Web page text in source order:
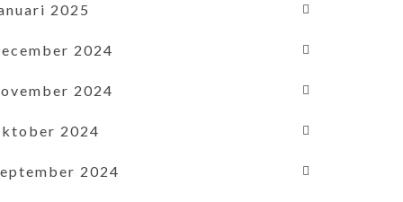
2025
2024
2024
2024
2024